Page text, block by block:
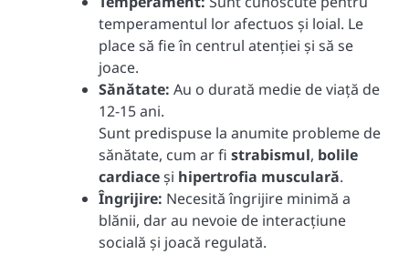
temperamentul lor afectuos și loial. Le
place să fie în centrul atenției și să se
joace.
Sănătate: Au o durată medie de viață de
12-15 ani.
Sunt predispuse la anumite probleme de
sănătate, cum ar fi strabismul, bolile
cardiaceși hipertrofia musculară.
Îngrijire: Necesită îngrijire minimă a
blănii, dar au nevoie de interacțiune
socială și joacă regulată.